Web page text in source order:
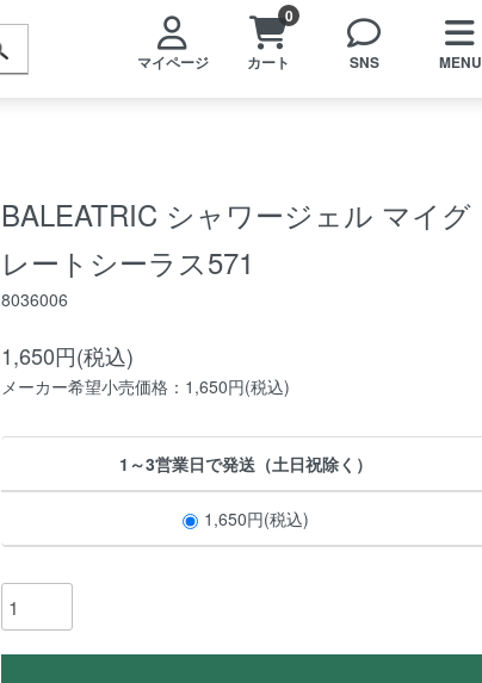
マイページ
0
カート SNS MENU
BALEATRIC シャワージェル マイグ
レートシーラス571
8036006
1,650円(税込)
メーカー希望小売価格：1,650円(税込)
1～3営業日で発送（土日祝除く）
1,650円(税込)